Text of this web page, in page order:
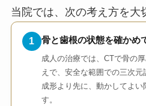
当院では、次の考え方を大
1 骨と歯根の状態を確かめ
成人の治療では、CTで骨の
えで、安全な範囲での三次
成形より先に、動かしてよい
す。